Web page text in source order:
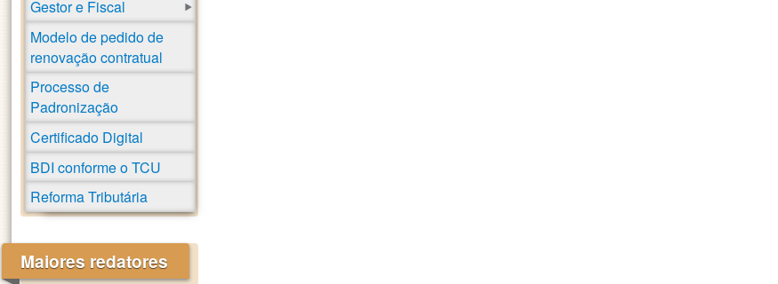
Gestor e Fiscal
Modelo de pedido de
renovação contratual
Processo de
Padronização
Certificado Digital
BDI conforme o TCU
Reforma Tributária
Maiores redatores